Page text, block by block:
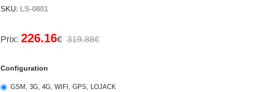
SKU: LS-0801
Prix: 226.16€ 319.88€
Configuration
GSM, 3G, 4G, WIFI, GPS, LOJACK